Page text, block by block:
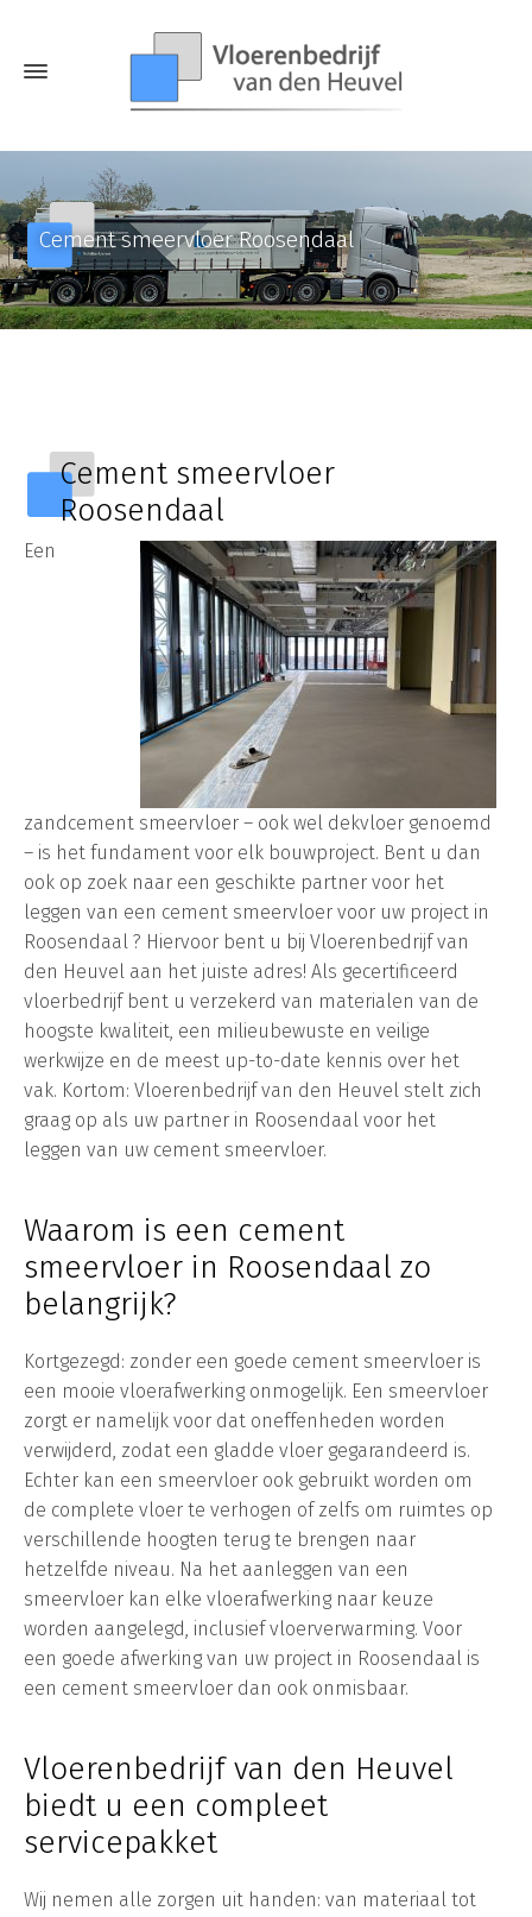
Cement smeervloer Roosendaal
Cement smeervloer
Roosendaal
Een
zandcement smeervloer – ook wel dekvloer genoemd
– is het fundament voor elk bouwproject. Bent u dan
ook op zoek naar een geschikte partner voor het
leggen van een cement smeervloer voor uw project in
Roosendaal ? Hiervoor bent u bij Vloerenbedrijf van
den Heuvel aan het juiste adres! Als gecertificeerd
vloerbedrijf bent u verzekerd van materialen van de
hoogste kwaliteit, een milieubewuste en veilige
werkwijze en de meest up-to-date kennis over het
vak. Kortom: Vloerenbedrijf van den Heuvel stelt zich
graag op als uw partner in Roosendaal voor het
leggen van uw cement smeervloer.
Waarom is een cement
smeervloer in Roosendaal zo
belangrijk?
Kortgezegd: zonder een goede cement smeervloer is
een mooie vloerafwerking onmogelijk. Een smeervloer
zorgt er namelijk voor dat oneffenheden worden
verwijderd, zodat een gladde vloer gegarandeerd is.
Echter kan een smeervloer ook gebruikt worden om
de complete vloer te verhogen of zelfs om ruimtes op
verschillende hoogten terug te brengen naar
hetzelfde niveau. Na het aanleggen van een
smeervloer kan elke vloerafwerking naar keuze
worden aangelegd, inclusief vloerverwarming. Voor
een goede afwerking van uw project in Roosendaal is
een cement smeervloer dan ook onmisbaar.
Vloerenbedrijf van den Heuvel
biedt u een compleet
servicepakket
Wij nemen alle zorgen uit handen: van materiaal tot